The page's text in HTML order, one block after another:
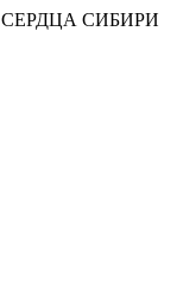
СИБИРИ